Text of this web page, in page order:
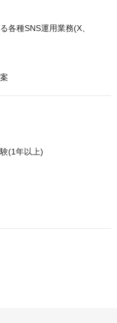
各種SNS運用業務(X、
(1年以上)